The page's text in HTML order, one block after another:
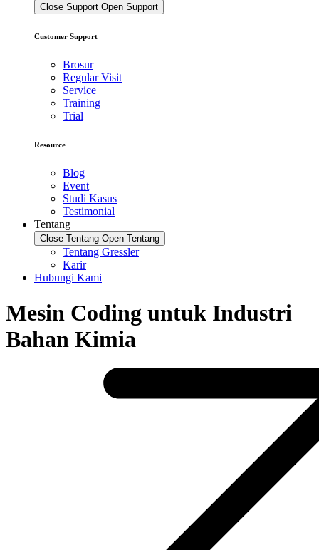
Close Support Open Support
Customer Support
Brosur
Regular Visit
Service
Training
Trial
Resource
Blog
Event
Studi Kasus
Testimonial
Tentang
Close Tentang Open Tentang
Tentang Gressler
Karir
Hubungi Kami
Mesin Coding untuk Industri
Bahan Kimia